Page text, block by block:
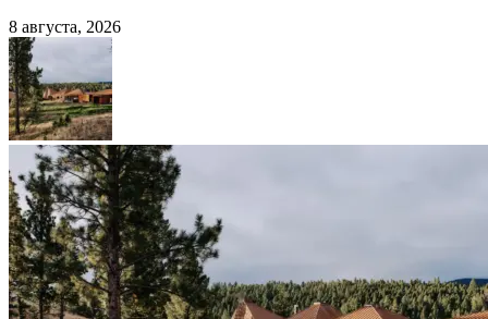
8 августа, 2026